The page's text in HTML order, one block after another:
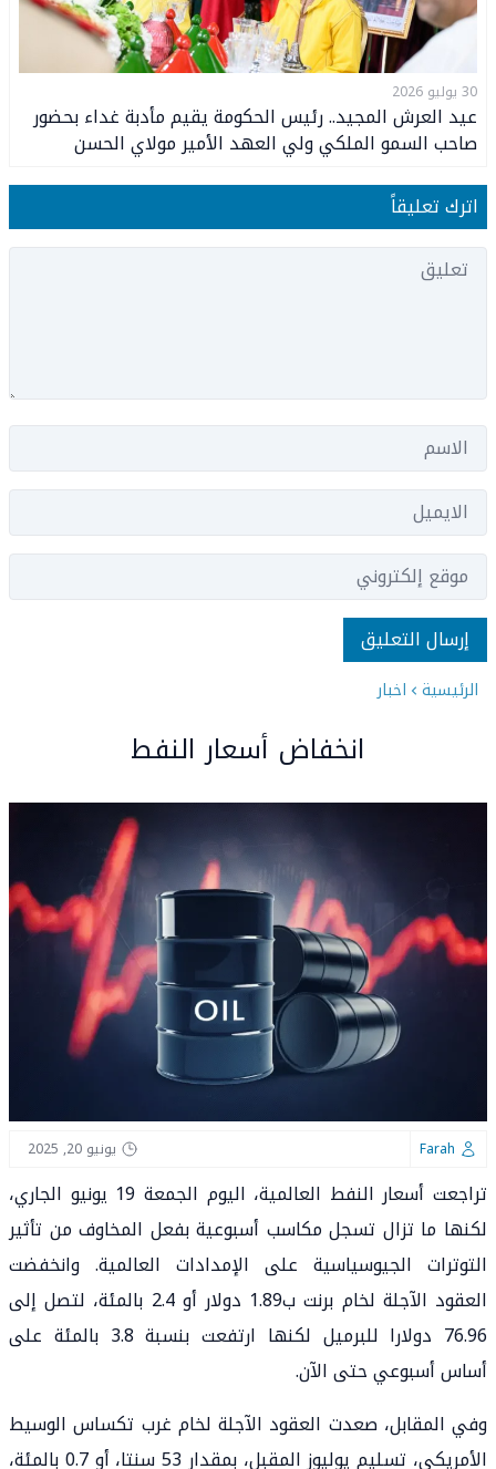
30 يوليو 2026
عيد العرش المجيد.. رئيس الحكومة يقيم مأدبة غداء بحضور
صاحب السمو الملكي ولي العهد الأمير مولاي الحسن
اترك تعليقاً
الرئيسية اخبار
انخفاض أسعار النفط
Farah يونيو 20, 2025
تراجعت أسعار النفط العالمية، اليوم الجمعة 19 يونيو الجاري،
لكنها ما تزال تسجل مكاسب أسبوعية بفعل المخاوف من تأثير
التوترات الجيوسياسية على الإمدادات العالمية. وانخفضت
العقود الآجلة لخام برنت ب1.89 دولار أو 2.4 بالمئة، لتصل إلى
76.96 دولارا للبرميل لكنها ارتفعت بنسبة 3.8 بالمئة على
أساس أسبوعي حتى الآن.
وفي المقابل، صعدت العقود الآجلة لخام غرب تكساس الوسيط
الأمريكي، تسليم يوليوز المقبل، بمقدار 53 سنتا، أو 0.7 بالمئة،